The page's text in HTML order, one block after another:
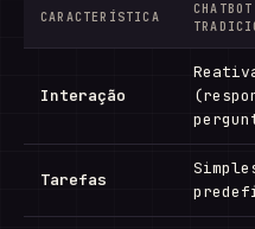
CARACTERÍSTICA
CHATBOT
Interação
Tarefas